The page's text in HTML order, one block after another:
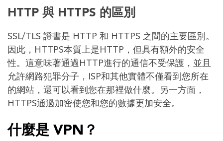
HTTP 與 HTTPS 的區別
SSL/TLS 證書是 HTTP 和 HTTPS 之間的主要區別。
因此，HTTPS本質上是HTTP，但具有額外的安全
性。這意味著通過HTTP進行的通信不受保護，並且
允許網路犯罪分子，ISP和其他實體不僅看到您所在
的網站，還可以看到您在那裡做什麼。另一方面，
HTTPS通過加密使您和您的數據更加安全。
什麼是 VPN？